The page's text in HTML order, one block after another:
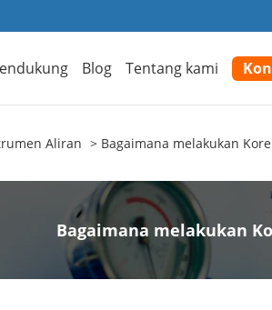
Blog Tentang kami
Aliran Bagaimana melakukan
Bagaimana melakukan